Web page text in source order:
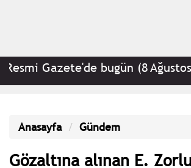
Gazete'de bugün (8 Ağustos
Anasayfa Gündem
Gözaltına alınan E.